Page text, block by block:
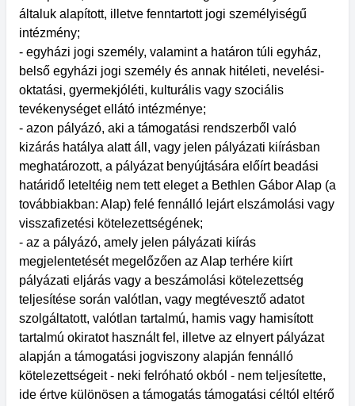
általuk alapított, illetve fenntartott jogi személyiségű
intézmény;
- egyházi jogi személy, valamint a határon túli egyház,
belső egyházi jogi személy és annak hitéleti, nevelési-
oktatási, gyermekjóléti, kulturális vagy szociális
tevékenységet ellátó intézménye;
- azon pályázó, aki a támogatási rendszerből való
kizárás hatálya alatt áll, vagy jelen pályázati kiírásban
meghatározott, a pályázat benyújtására előírt beadási
határidő leteltéig nem tett eleget a Bethlen Gábor Alap (a
továbbiakban: Alap) felé fennálló lejárt elszámolási vagy
visszafizetési kötelezettségének;
- az a pályázó, amely jelen pályázati kiírás
megjelentetését megelőzően az Alap terhére kiírt
pályázati eljárás vagy a beszámolási kötelezettség
teljesítése során valótlan, vagy megtévesztő adatot
szolgáltatott, valótlan tartalmú, hamis vagy hamisított
tartalmú okiratot használt fel, illetve az elnyert pályázat
alapján a támogatási jogviszony alapján fennálló
kötelezettségeit - neki felróható okból - nem teljesítette,
ide értve különösen a támogatás támogatási céltól eltérő